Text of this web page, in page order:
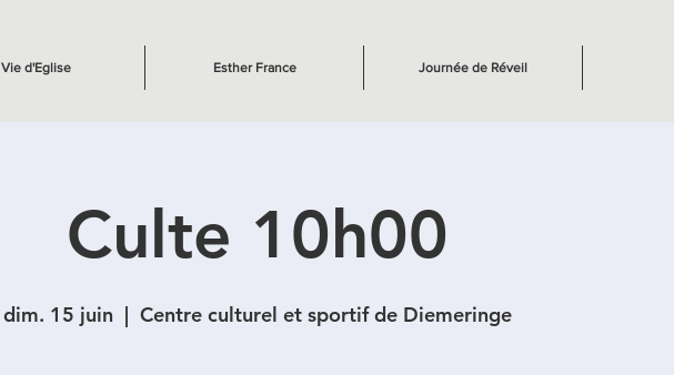
Vie d'Eglise Esther France Journée de Réveil
Culte 10h00
dim. 15 juin
  |
Centre culturel et sportif de Diemeringe